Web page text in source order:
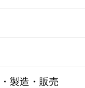
製造・販売